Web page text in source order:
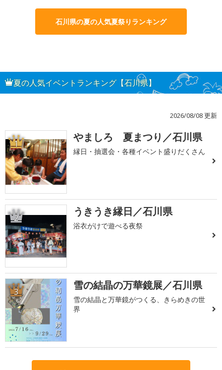
石川県の夏の人気夏祭りランキング
夏の人気イベントランキング【石川県】
2026/08/08 更新
1 やましろ 夏まつり／石川県
縁日・抽選会・各種イベント盛りだくさん
2 うきうき縁日／石川県
浴衣がけで遊べる夜祭
3 雪の結晶の万華鏡展／石川県
雪の結晶と万華鏡がつくる、きらめきの世
界